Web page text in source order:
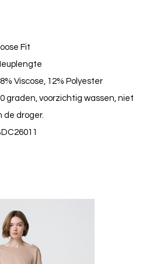
Fit
Viscose, 12% Polyester
graden, voorzichtig wassen, niet
de droger.